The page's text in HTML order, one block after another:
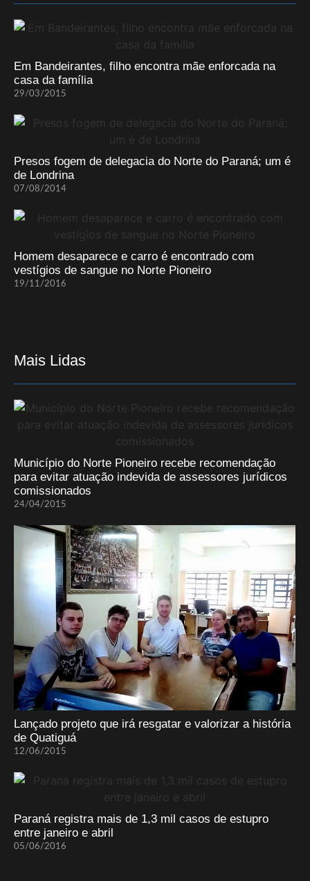
Em Bandeirantes, filho encontra mãe enforcada na
casa da família
29/03/2015
Presos fogem de delegacia do Norte do Paraná; um é
de Londrina
07/08/2014
Homem desaparece e carro é encontrado com
vestígios de sangue no Norte Pioneiro
19/11/2016
Mais Lidas
Município do Norte Pioneiro recebe recomendação
para evitar atuação indevida de assessores jurídicos
comissionados
24/04/2015
Lançado projeto que irá resgatar e valorizar a história
de Quatiguá
12/06/2015
Paraná registra mais de 1,3 mil casos de estupro
entre janeiro e abril
05/06/2016